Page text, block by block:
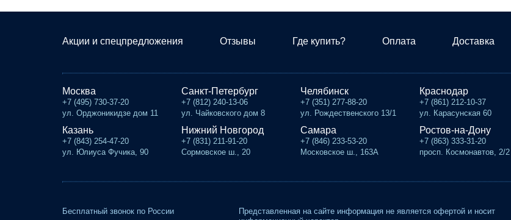
Акции и спецпредложения Отзывы Где купить? Оплата Доставка
Москва
+7 (495) 730-37-20
ул. Орджоникидзе дом 11
Санкт-Петербург
+7 (812) 240-13-06
ул. Чайковского дом 8
Челябинск
+7 (351) 277-88-20
ул. Рождественского 13/1
Краснодар
+7 (861) 212-10-37
ул. Карасунская 60
Казань
+7 (843) 254-47-20
ул. Юлиуса Фучика, 90
Нижний Новгород
+7 (831) 211-91-20
Сормовское ш., 20
Самара
+7 (846) 233-53-20
Московское ш., 163А
Ростов-на-Дону
+7 (863) 333-31-20
просп. Космонавтов, 2/2
Бесплатный звонок по России
Представленная на сайте информация не является офертой и носит